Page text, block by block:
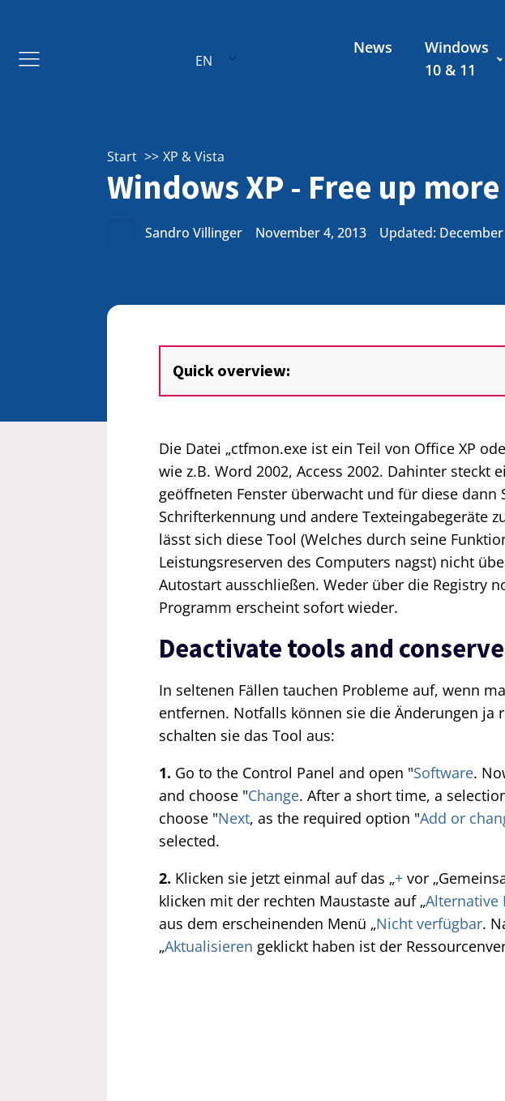
EN
News
Windows
10 & 11
Start XP & Vista
Windows XP - Free up
Sandro Villinger November 4, 2013 Updated: December
Quick overview:
Die Datei „ctfmon.exe ist ein Teil von Office XP
wie z.B. Word 2002, Access 2002. Dahinter steckt
geöffneten Fenster überwacht und für diese dann
Schrifterkennung und andere Texteingabegeräte
lässt sich diese Tool (Welches durch seine
Leistungsreserven des Computers nagst) nicht
Autostart ausschließen. Weder über die Registry
Programm erscheint sofort wieder.
Deactivate tools and
In seltenen Fällen tauchen Probleme auf, wenn
entfernen. Notfalls können sie die Änderungen ja
schalten sie das Tool aus:
1. Go to the Control Panel and open "Software.
and choose "Change. After a short time, a
choose "Next, as the required option "Add or
selected.
2. Klicken sie jetzt einmal auf das „+ vor
klicken mit der rechten Maustaste auf „Alternative
aus dem erscheinenden Menü „Nicht verfügbar.
„Aktualisieren geklickt haben ist der